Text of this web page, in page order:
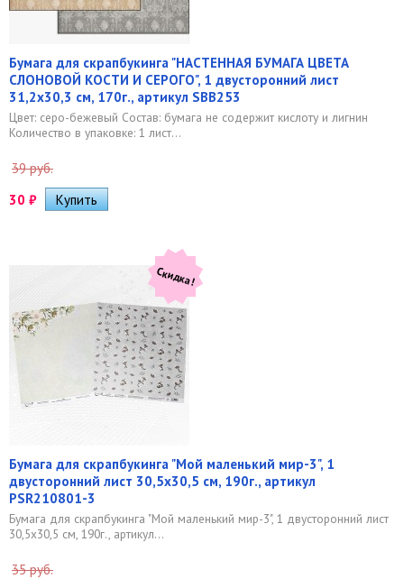
Бумага для скрапбукинга "НАСТЕННАЯ БУМАГА ЦВЕТА
СЛОНОВОЙ КОСТИ И СЕРОГО", 1 двусторонний лист
31,2х30,3 см, 170г., артикул SBB253
Цвет: серо-бежевый Состав: бумага не содержит кислоту и лигнин
Количество в упаковке: 1 лист...
39 руб.
30 ₽
Скидка!
Бумага для скрапбукинга "Мой маленький мир-3", 1
двусторонний лист 30,5х30,5 см, 190г., артикул
PSR210801-3
Бумага для скрапбукинга "Мой маленький мир-3", 1 двусторонний лист
30,5х30,5 см, 190г., артикул...
35 руб.